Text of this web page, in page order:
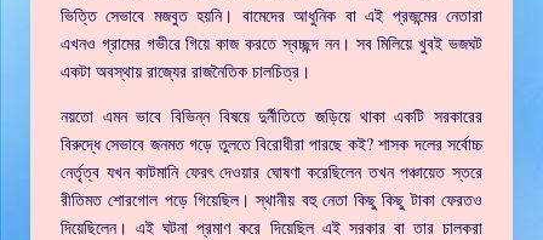
ভিত্তি সেভাবে মজবুত হয়নি। বামেদের আধুনিক বা এই প্রজন্মের নেতারা
এখনও গ্রামের গভীরে গিয়ে কাজ করতে স্বচ্ছন্দ নন। সব মিলিয়ে খুবই ভজঘট
একটা অবস্থায় রাজ্যের রাজনৈতিক চালচিত্র।
নয়তো এমন ভাবে বিভিন্ন বিষয়ে দুর্নীতিতে জড়িয়ে থাকা একটি সরকারের
বিরুদ্ধে সেভাবে জনমত গড়ে তুলতে বিরোধীরা পারছে কই? শাসক দলের সর্বোচ্চ
নের্তৃত্ব যখন কাটমানি ফেরৎ দেওয়ার ঘোষণা করেছিলেন তখন পঞ্চায়েত স্তরে
রীতিমত শোরগোল পড়ে গিয়েছিল। স্থানীয় বহু নেতা কিছু কিছু টাকা ফেরতও
দিয়েছিলেন। এই ঘটনা প্রমাণ করে দিয়েছিল এই সরকার বা তার চালকরা